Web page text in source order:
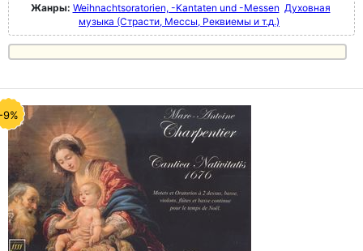
Жанры: Weihnachtsoratorien, -Kantaten und -Messen Духовная
музыка (Страсти, Мессы, Реквиемы и т.д.)
9%